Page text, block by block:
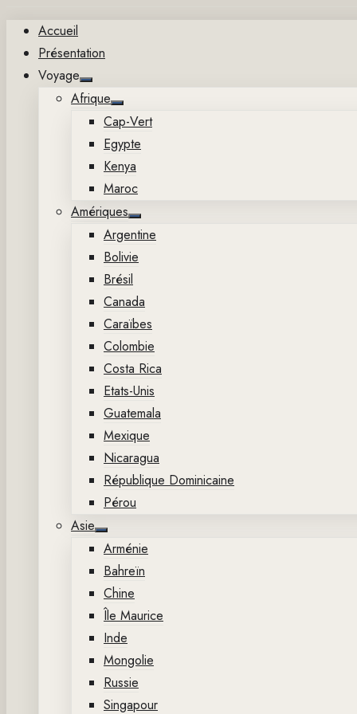
contenu
Accueil
Présentation
Voyage
Show
sub
menu
Afrique
Show
sub
menu
Cap-Vert
Egypte
Kenya
Maroc
Amériques
Show
sub
Argentine
Bolivie
Brésil
Canada
Caraïbes
Colombie
Costa Rica
Etats-Unis
Guatemala
Mexique
Nicaragua
République Dominicaine
Pérou
Asie
Show
sub
menu
Arménie
Bahreïn
Chine
Île Maurice
Inde
Mongolie
Russie
Singapour